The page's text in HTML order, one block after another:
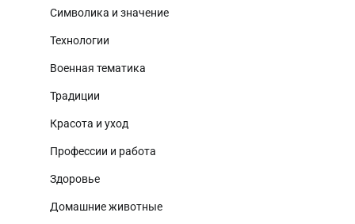
Символика и значение
Технологии
Военная тематика
Традиции
Красота и уход
Профессии и работа
Здоровье
Домашние животные